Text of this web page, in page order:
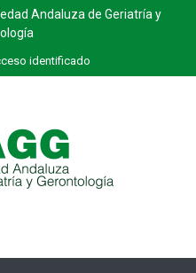
Andaluza de Geriatría y
identificado